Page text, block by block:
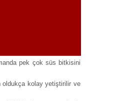
pek çok süs bitkisini
oldukça kolay yetiştirilir ve